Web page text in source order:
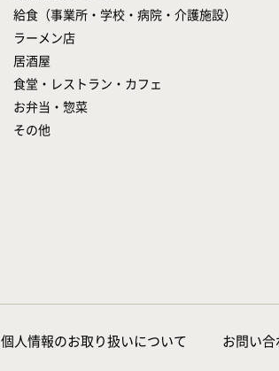
給食（事業所・学校・病院・介護施設）
ラーメン店
居酒屋
食堂・レストラン・カフェ
お弁当・惣菜
その他
個人情報のお取り扱いについて お問い合